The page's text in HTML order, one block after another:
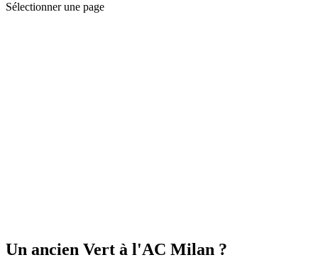
Sélectionner une page
Un ancien Vert à l'AC Milan ?